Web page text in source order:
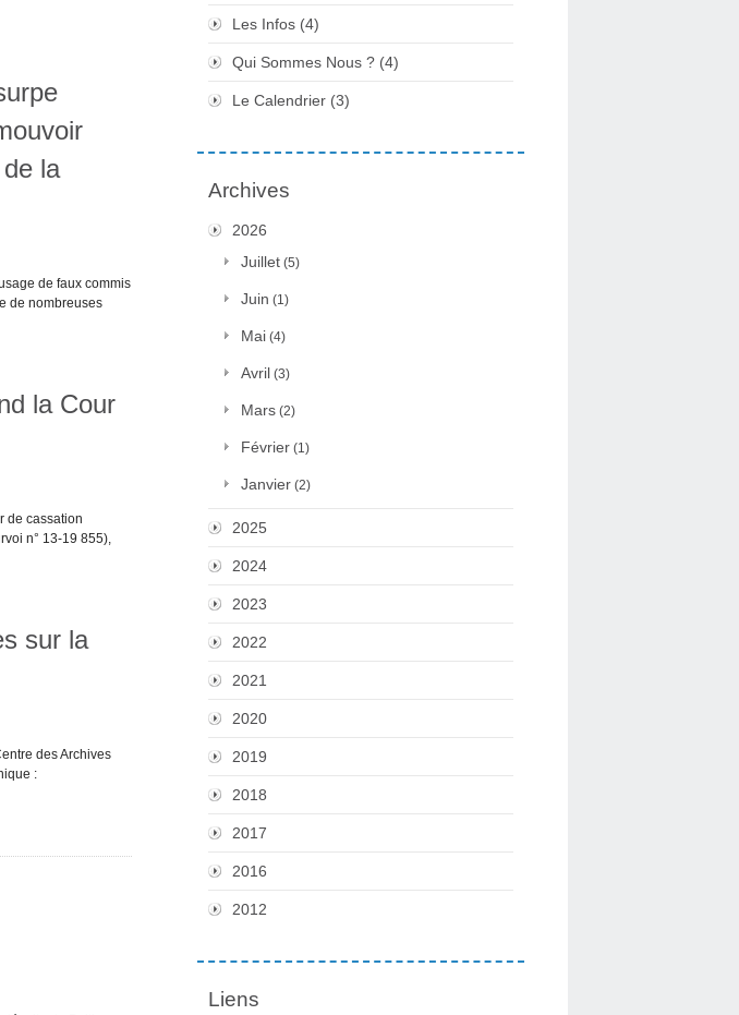
la
de faux commis
de nombreuses
la Cour
de cassation
n° 13-19 855),
sur la
des Archives
:
Les Infos (4)
Qui Sommes Nous ? (4)
Le Calendrier (3)
Archives
2026
Juillet (5)
Juin (1)
Mai (4)
Avril (3)
Mars (2)
Février (1)
Janvier (2)
2025
2024
2023
2022
2021
2020
2019
2018
2017
2016
2012
Liens